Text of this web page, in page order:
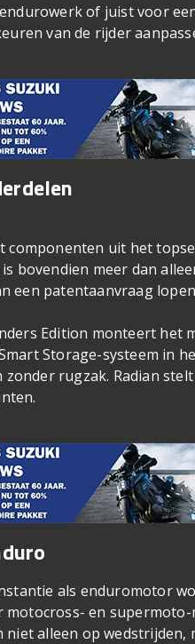
of juist voor
van de rijder
componenten uit het
bovendien meer dan
een patentaanvraag
Edition monteert het
Storage-systeem in
rugzak. Radian
als enduromotor
motocross- en
niet alleen op